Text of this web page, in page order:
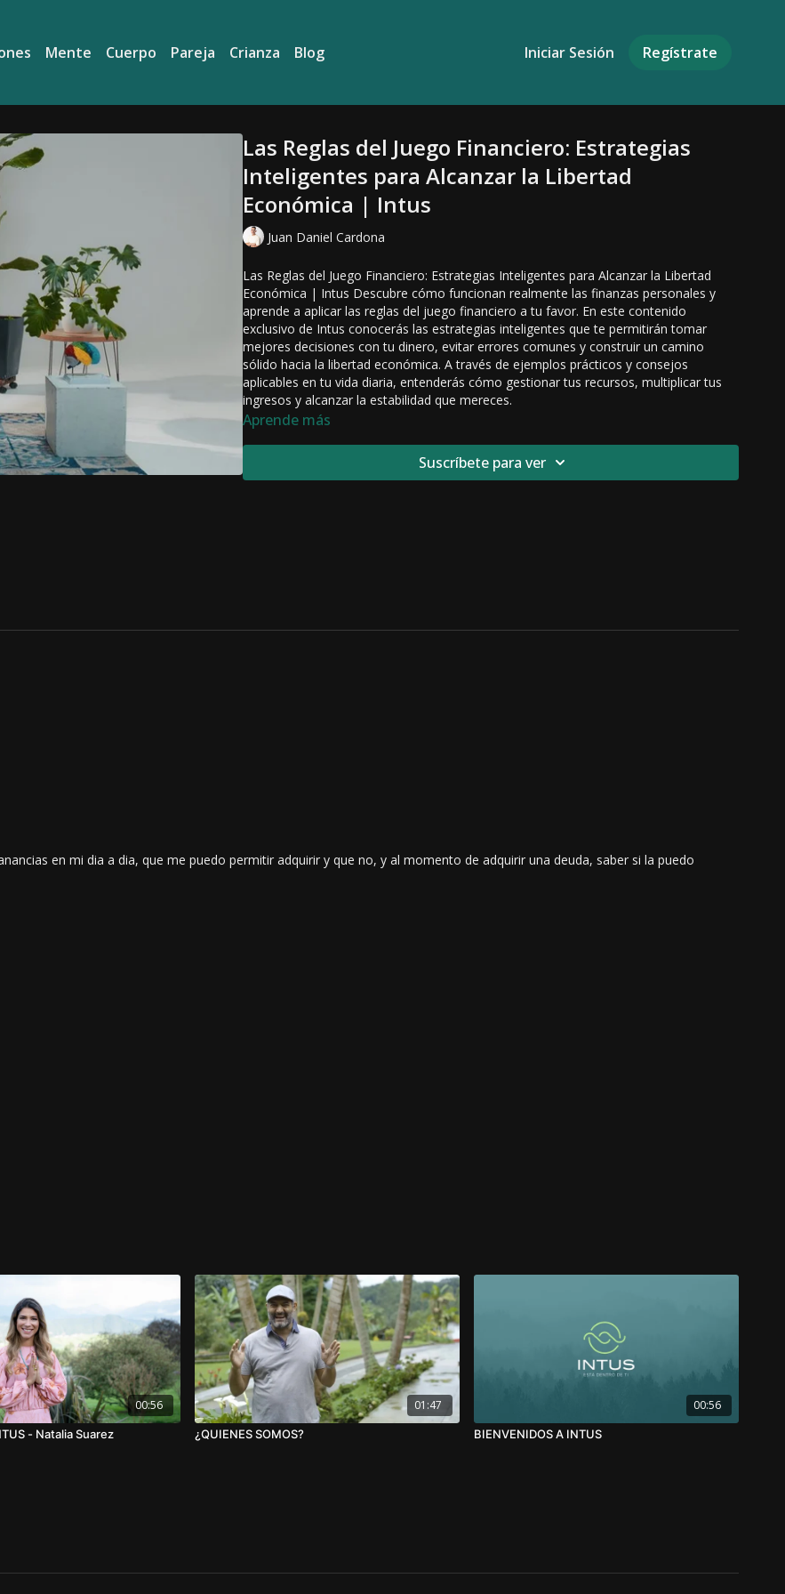
Mente Cuerpo Pareja Crianza Blog Iniciar Sesión Regístrate
Las Reglas del Juego Financiero: Estrategias
Inteligentes para Alcanzar la Libertad
Económica | Intus
Juan Daniel Cardona
Las Reglas del Juego Financiero: Estrategias Inteligentes para Alcanzar la Libertad
Económica | Intus Descubre cómo funcionan realmente las finanzas personales y
aprende a aplicar las reglas del juego financiero a tu favor. En este contenido
exclusivo de Intus conocerás las estrategias inteligentes que te permitirán tomar
mejores decisiones con tu dinero, evitar errores comunes y construir un camino
sólido hacia la libertad económica. A través de ejemplos prácticos y consejos
aplicables en tu vida diaria, entenderás cómo gestionar tus recursos, multiplicar tus
ingresos y alcanzar la estabilidad que mereces.
Aprende más
Suscríbete para ver
en mi dia a dia, que me puedo permitir adquirir y que no, y al momento de adquirir una deuda, saber si la puedo
00:56
- Natalia Suarez
01:47
¿QUIENES SOMOS?
00:56
BIENVENIDOS A INTUS